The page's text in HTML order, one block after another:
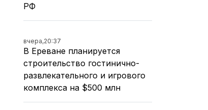
РФ
вчера,20:37
В Ереване планируется
строительство гостинично-
развлекательного и игрового
комплекса на $500 млн